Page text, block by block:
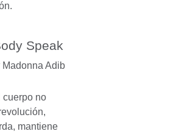
Speak
Adib
cuerpo no
mantiene